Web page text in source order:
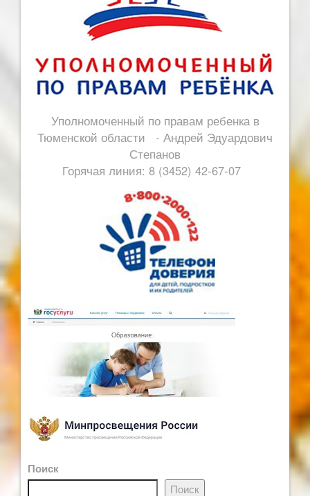
Уполномоченный по правам ребенка в
Тюменской области - Андрей Эдуардович
Степанов
Горячая линия: 8 (3452) 42-67-07
Поиск
Поиск